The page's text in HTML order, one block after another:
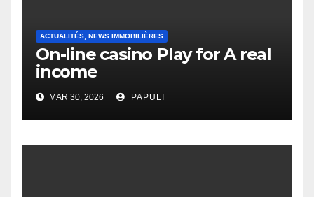
ACTUALITÉS, NEWS IMMOBILIÈRES
On-line casino Play for A real
income
MAR 30, 2026 PAPULI